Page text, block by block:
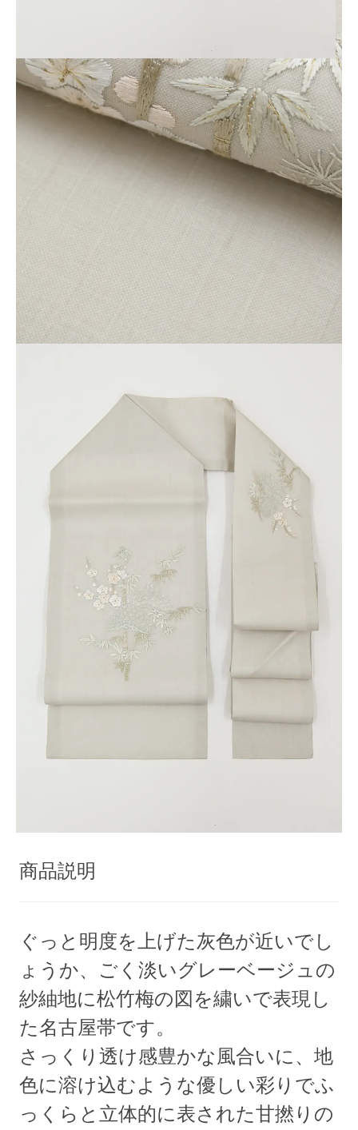
商品説明
ぐっと明度を上げた灰色が近いでし
ょうか、ごく淡いグレーベージュの
紗紬地に松竹梅の図を繍いで表現し
た名古屋帯です。
さっくり透け感豊かな風合いに、地
色に溶け込むような優しい彩りでふ
っくらと立体的に表された甘撚りの